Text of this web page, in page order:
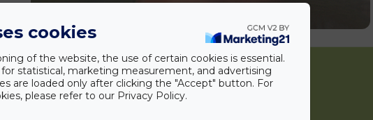
cookies
of the website, the use of certain cookies is essential.
statistical, marketing measurement, and advertising
are loaded only after clicking the "Accept" button. For
please refer to our Privacy Policy.